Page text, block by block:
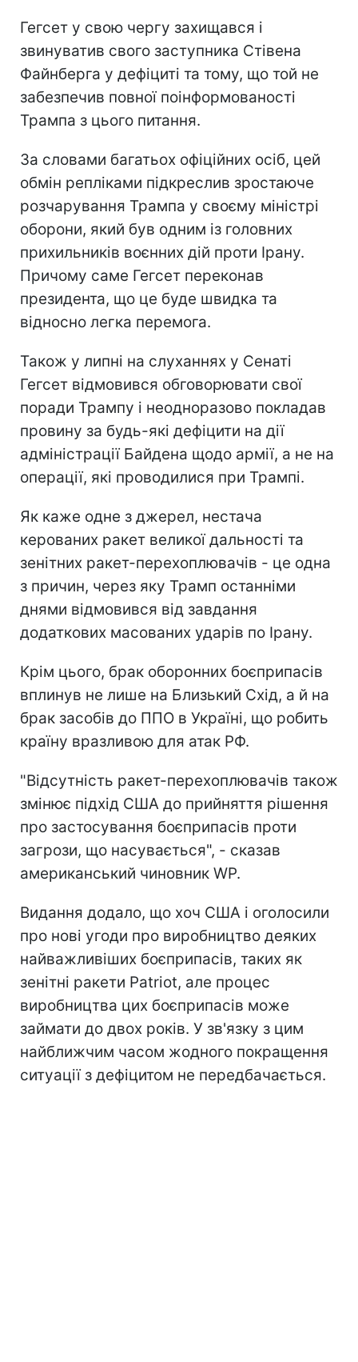
Гегсет у свою чергу захищався і
звинуватив свого заступника Стівена
Файнберга у дефіциті та тому, що той не
забезпечив повної поінформованості
Трампа з цього питання.
За словами багатьох офіційних осіб, цей
обмін репліками підкреслив зростаюче
розчарування Трампа у своєму міністрі
оборони, який був одним із головних
прихильників воєнних дій проти Ірану.
Причому саме Гегсет переконав
президента, що це буде швидка та
відносно легка перемога.
Також у липні на слуханнях у Сенаті
Гегсет відмовився обговорювати свої
поради Трампу і неодноразово покладав
провину за будь-які дефіцити на дії
адміністрації Байдена щодо армії, а не на
операції, які проводилися при Трампі.
Як каже одне з джерел, нестача
керованих ракет великої дальності та
зенітних ракет-перехоплювачів - це одна
з причин, через яку Трамп останніми
днями відмовився від завдання
додаткових масованих ударів по Ірану.
Крім цього, брак оборонних боєприпасів
вплинув не лише на Близький Схід, а й на
брак засобів до ППО в Україні, що робить
країну вразливою для атак РФ.
"Відсутність ракет-перехоплювачів також
змінює підхід США до прийняття рішення
про застосування боєприпасів проти
загрози, що насувається", - сказав
американський чиновник WP.
Видання додало, що хоч США і оголосили
про нові угоди про виробництво деяких
найважливіших боєприпасів, таких як
зенітні ракети Patriot, але процес
виробництва цих боєприпасів може
займати до двох років. У зв'язку з цим
найближчим часом жодного покращення
ситуації з дефіцитом не передбачається.